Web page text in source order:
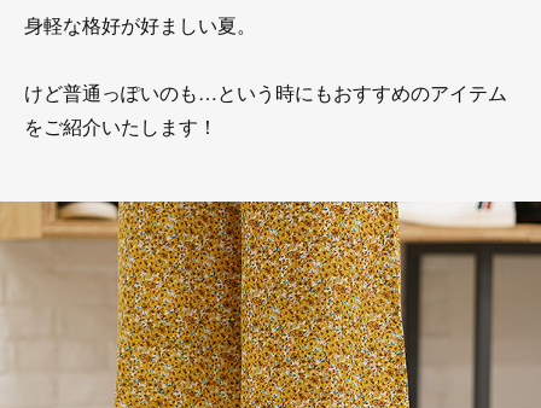
身軽な格好が好ましい夏。
けど普通っぽいのも…という時にもおすすめのアイテム
をご紹介いたします！